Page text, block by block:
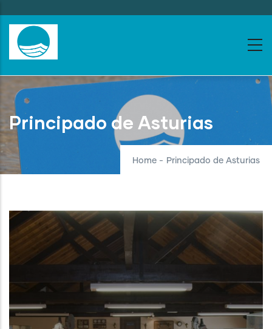
to
main
content
Principado de Asturias
Home - Principado de Asturias